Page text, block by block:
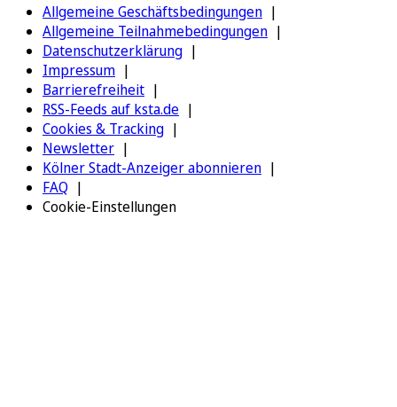
Allgemeine Geschäftsbedingungen
Allgemeine Teilnahmebedingungen
Datenschutzerklärung
Impressum
Barrierefreiheit
RSS-Feeds auf ksta.de
Cookies & Tracking
Newsletter
Kölner Stadt-Anzeiger abonnieren
FAQ
Cookie-Einstellungen